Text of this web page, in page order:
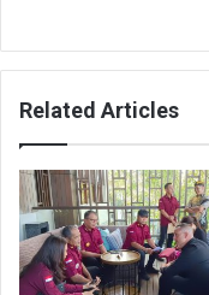
Related Articles